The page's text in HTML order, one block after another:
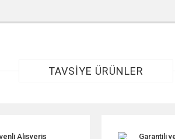
TAVSİYE ÜRÜNLER
Alışveriş Garantili